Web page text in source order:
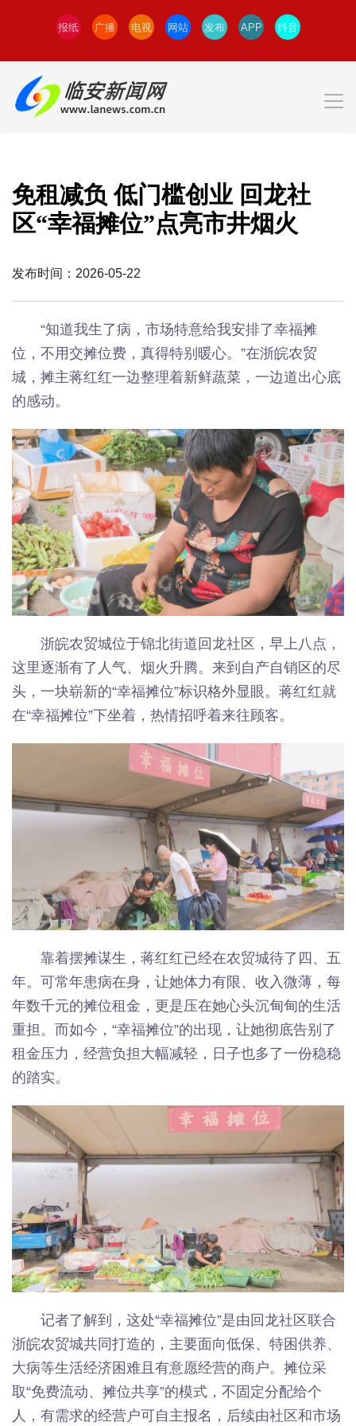
报纸 广播 电视 网站 发布 APP 抖音
免租减负 低门槛创业 回龙社
区“幸福摊位”点亮市井烟火
发布时间：2026-05-22
“知道我生了病，市场特意给我安排了幸福摊
位，不用交摊位费，真得特别暖心。”在浙皖农贸
城，摊主蒋红红一边整理着新鲜蔬菜，一边道出心底
的感动。
浙皖农贸城位于锦北街道回龙社区，早上八点，
这里逐渐有了人气、烟火升腾。来到自产自销区的尽
头，一块崭新的“幸福摊位”标识格外显眼。蒋红红就
在“幸福摊位”下坐着，热情招呼着来往顾客。
靠着摆摊谋生，蒋红红已经在农贸城待了四、五
年。可常年患病在身，让她体力有限、收入微薄，每
年数千元的摊位租金，更是压在她心头沉甸甸的生活
重担。而如今，“幸福摊位”的出现，让她彻底告别了
租金压力，经营负担大幅减轻，日子也多了一份稳稳
的踏实。
记者了解到，这处“幸福摊位”是由回龙社区联合
浙皖农贸城共同打造的，主要面向低保、特困供养、
大病等生活经济困难且有意愿经营的商户。摊位采
取“免费流动、摊位共享”的模式，不固定分配给个
人，有需求的经营户可自主报名，后续由社区和市场